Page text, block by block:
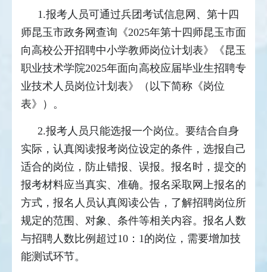
1.报考人员可通过兵团考试信息网、第十四
师昆玉市政务网查询《2025年第十四师昆玉市面
向高校公开招聘中小学教师岗位计划表》《昆玉
职业技术学院2025年面向高校应届毕业生招聘专
业技术人员岗位计划表》（以下简称《岗位
表》）。
2.报考人员只能选报一个岗位。要结合自身
实际，认真阅读报考岗位设定的条件，选报自己
适合的岗位，防止错报、误报。报名时，提交的
报考材料应当真实、准确。报名采取网上报名的
方式，报名人员认真阅读公告，了解招聘岗位所
规定的范围、对象、条件等相关内容。报名人数
与招聘人数比例超过10：1的岗位，需要增加技
能测试环节。